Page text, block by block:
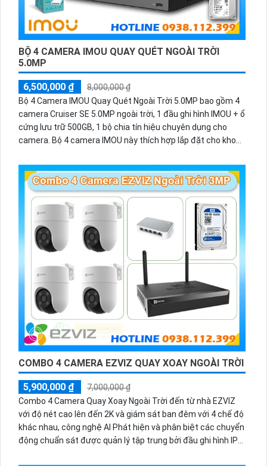
BỘ 4 CAMERA IMOU QUAY QUÉT NGOÀI TRỜI
5.0MP
6,500,000 ₫
8,000,000 ₫
Bộ 4 Camera IMOU Quay Quét Ngoài Trời 5.0MP bao gồm 4
camera Cruiser SE 5.0MP ngoài trời, 1 đầu ghi hình IMOU + ổ
cứng lưu trữ 500GB, 1 bộ chia tín hiệu chuyên dụng cho
camera. Bộ 4 camera IMOU này thích hợp lắp đặt cho kho
trời.
COMBO 4 CAMERA EZVIZ QUAY XOAY NGOÀI TRỜI
5,900,000 ₫
7,000,000 ₫
Combo 4 Camera Quay Xoay Ngoài Trời đến từ nhà EZVIZ
với độ nét cao lên đến 2K và giám sát ban đêm với 4 chế độ
khác nhau, công nghệ AI Phát hiện và phân biệt các chuyển
động chuẩn sát được quản lý tập trung bởi đầu ghi hình IP